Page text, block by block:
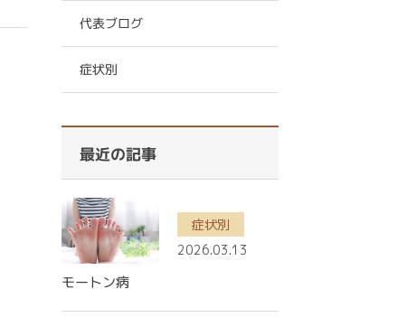
代表ブログ
症状別
最近の記事
症状別
2026.03.13
モートン病